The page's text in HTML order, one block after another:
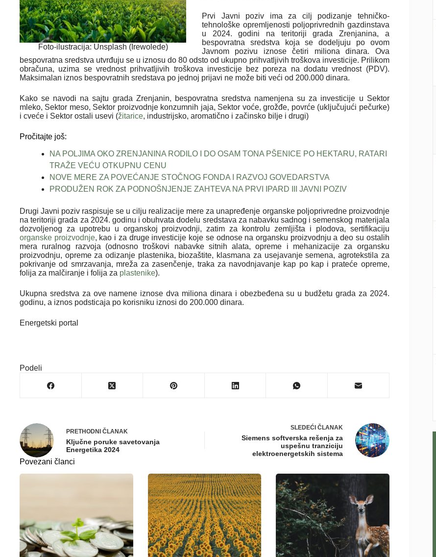
Foto-ilustracija: Unsplash (Irewolede)
Prvi Javni poziv ima za cilj podizanje tehničko-
tehnološke opremljenosti poljoprivrednih gazdinstava
u 2024. godini na teritoriji grada Zrenjanina, a
bespovratna sredstva koja se dodeljuju po ovom
Javnom pozivu iznose četiri miliona dinara. Ova
bespovratna sredstva utvrđuju se u iznosu do 80 odsto od ukupno prihvatljivih troškova investicije. Prilikom
obračuna, uzima se vrednost prihvatljivih troškova investicije bez poreza na dodatu vrednost (PDV).
Maksimalan iznos bespovratnih sredstava po jednoj prijavi ne može biti veći od 200.000 dinara.
Kako se navodi na sajtu grada Zrenjanin, bespovratna sredstva namenjena su za investicije u Sektor
mleko, Sektor meso, Sektor proizvodnje konzumnih jaja, Sektor voće, grožđe, povrće (uključujući pečurke)
i cveće i Sektor ostali usevi (žitarice, industrijsko, aromatično i začinsko bilje i drugi)
Pročitajte još:
NA POLJIMA OKO ZRENJANINA RODILO I DO OSAM TONA PŠENICE PO HEKTARU, RATARI
TRAŽE VEĆU OTKUPNU CENU
NOVE MERE ZA POVEĆANJE STOČNOG FONDA I RAZVOJ GOVEDARSTVA
PRODUŽEN ROK ZA PODNOŠNJENJE ZAHTEVA NA PRVI IPARD III JAVNI POZIV
Drugi Javni poziv raspisuje se u cilju realizacije mere za unapređenje organske poljoprivredne proizvodnje
na teritoriji grada za 2024. godinu i obuhvata dodelu sredstava za nabavku sadnog i semenskog materijala
dozvoljenog za upotrebu u organskoj proizvodnji, zatim za kontrolu zemljišta i plodova, sertifikaciju
organske proizvodnje, kao i za druge investicije koje se odnose na organsku proizvodnju a deo su ostalih
mera ruralnog razvoja (odnosno troškovi nabavke sitnih alata, opreme i mehanizacije za organsku
proizvodnju, opreme za odizanje plastenika, biozaštite, klasmana za usejavanje semena, agrotekstila za
pokrivanje od smrzavanja, mreža za zasenčenje, traka za navodnjavanje kap po kap i prateće opreme,
folija za malčiranje i folija za plastenike).
Ukupna sredstva za ove namene iznose dva miliona dinara i obezbeđena su u budžetu grada za 2024.
godinu, a iznos podsticaja po korisniku iznosi do 200.000 dinara.
Energetski portal
Podeli
PRETHODNI ČLANAK
Ključne poruke savetovanja
Energetika 2024
SLEDEĆI ČLANAK
Siemens softverska rešenja za
uspešnu tranziciju
elektroenergetskih sistema
Povezani članci